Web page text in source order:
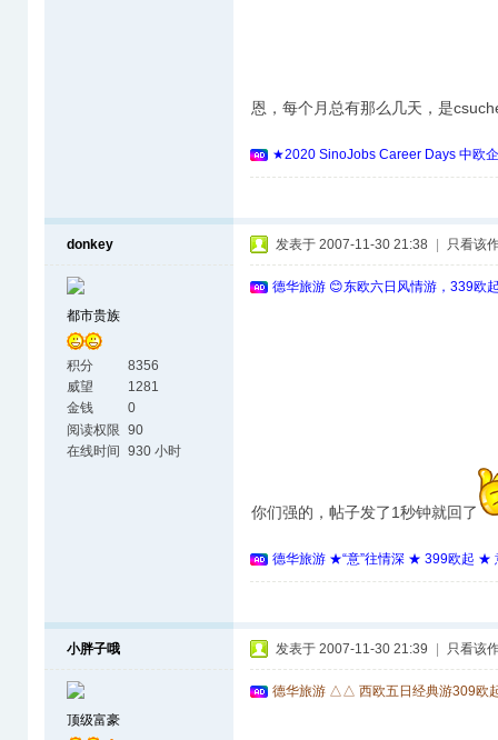
恩，每个月总有那么几天，是
★2020 SinoJobs Career Days 中欧
donkey
都市贵族
积分
8356
威望
1281
金钱
0
阅读权限 90
在线时间 930 小时
发表于 2007-11-30 21:38 只看该
德华旅游 😊东欧六日风情游，339欧
你们强的，帖子发了1秒钟就回了
德华旅游 ★“意”往情深 ★ 399欧起 ★
小胖子哦
顶级富豪
发表于 2007-11-30 21:39 只看该
德华旅游 △△ 西欧五日经典游309欧